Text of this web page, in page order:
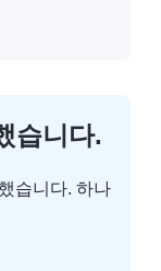
습니다.
습니다. 하나